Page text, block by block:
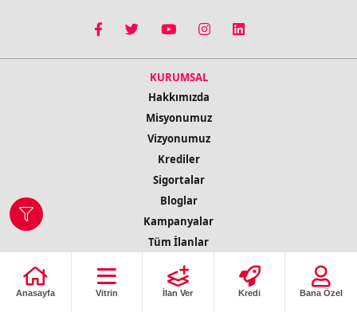
KURUMSAL
Hakkımızda
Misyonumuz
Vizyonumuz
Krediler
Sigortalar
Bloglar
Kampanyalar
Tüm İlanlar
İletişim Bilgileri
© 2022 Copyright Tüm Hakları Saklıdırilobs
Anasayfa Vitrin İlan Ver Kredi Bana Özel